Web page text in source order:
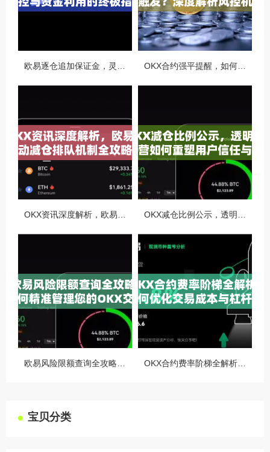
宝贝分类